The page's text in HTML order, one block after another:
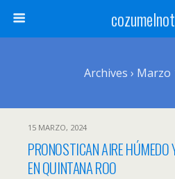
Archives › Marzo
15 MARZO, 2024
PRONOSTICAN AIRE HÚMEDO
EN QUINTANA ROO